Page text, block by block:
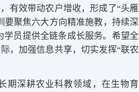
有效带动农户增收，形成了“头雁
要聚焦六大方向精准施教，持续深
学员提供全链条成长服务。希望全
，加强信息共享，切实发挥“联农
期深耕农业科教领域，在生物育